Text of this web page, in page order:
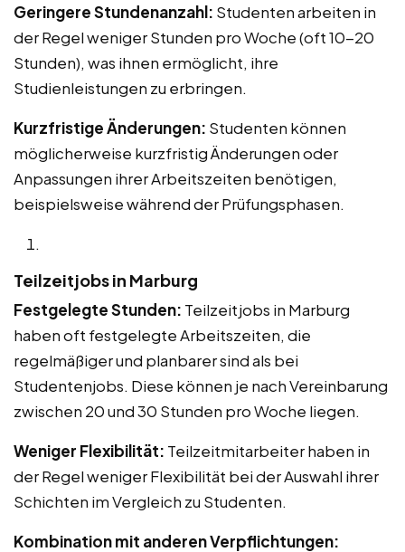
Geringere Stundenanzahl: Studenten arbeiten in
der Regel weniger Stunden pro Woche (oft 10-20
Stunden), was ihnen ermöglicht, ihre
Studienleistungen zu erbringen.
Kurzfristige Änderungen: Studenten können
möglicherweise kurzfristig Änderungen oder
Anpassungen ihrer Arbeitszeiten benötigen,
beispielsweise während der Prüfungsphasen.
Teilzeitjobs in Marburg
Festgelegte Stunden: Teilzeitjobs in Marburg
haben oft festgelegte Arbeitszeiten, die
regelmäßiger und planbarer sind als bei
Studentenjobs. Diese können je nach Vereinbarung
zwischen 20 und 30 Stunden pro Woche liegen.
Weniger Flexibilität: Teilzeitmitarbeiter haben in
der Regel weniger Flexibilität bei der Auswahl ihrer
Schichten im Vergleich zu Studenten.
Kombination mit anderen Verpflichtungen: